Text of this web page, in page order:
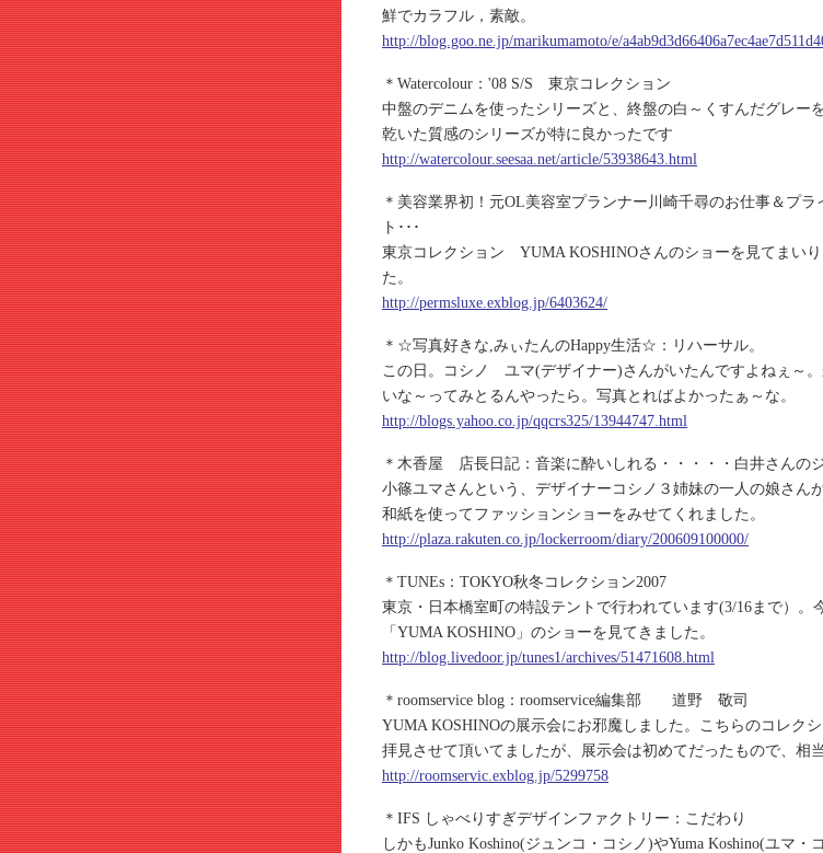
鮮でカラフル，素敵。
http://blog.goo.ne.jp/marikumamoto/e/
＊Watercolour：'08 S/S 東京コレクション
中盤のデニムを使ったシリーズと、終盤の白～くすんだグレー
乾いた質感のシリーズが特に良かったです
http://watercolour.seesaa.net/article/53938643.html
＊美容業界初！元OL美容室プランナー川崎千尋のお仕事＆プラ
ト･･･
東京コレクション YUMA KOSHINOさんのショーを見てまいり
た。
http://permsluxe.exblog.jp/6403624/
＊☆写真好きな,みぃたんのHappy生活☆：リハーサル。
この日。コシノ ユマ(デザイナー)さんがいたんですよねぇ～
いな～ってみとるんやったら。写真とればよかったぁ～な。
http://blogs.yahoo.co.jp/qqcrs325/13944747.html
＊木香屋 店長日記：音楽に酔いしれる・・・・・白井さんの
小篠ユマさんという、デザイナーコシノ３姉妹の一人の娘さん
和紙を使ってファッションショーをみせてくれました。
http://plaza.rakuten.co.jp/lockerroom/diary/200609100000/
＊TUNEs：TOKYO秋冬コレクション2007
東京・日本橋室町の特設テントで行われています(3/16まで）。
「YUMA KOSHINO」のショーを見てきました。
http://blog.livedoor.jp/tunes1/archives/51471608.html
＊roomservice blog：roomservice編集部 道野 敬司
YUMA KOSHINOの展示会にお邪魔しました。こちらのコレク
拝見させて頂いてましたが、展示会は初めてだったもので、相
http://roomservic.exblog.jp/5299758
＊IFS しゃべりすぎデザインファクトリー：こだわり
しかもJunko Koshino(ジュンコ・コシノ)やYuma Koshino(ユマ・